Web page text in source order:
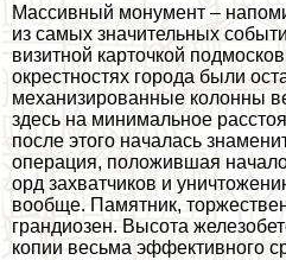
Массивный монумент –
из самых значительных
визитной карточкой
окрестностях города были
механизированные колонны
здесь на минимальное
после этого началась
операция, положившая
орд захватчиков и
вообще. Памятник,
грандиозен. Высота
копии весьма эффективного